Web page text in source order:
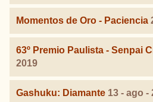
Momentos de Oro - Paciencia
63º Premio Paulista - Senpai
2019
Gashuku: Diamante 13 - ago -